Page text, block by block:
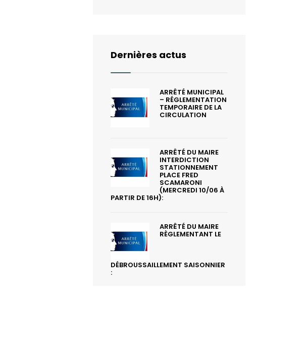
Dernières actus
ARRÊTÉ MUNICIPAL
– RÉGLEMENTATION
TEMPORAIRE DE LA
CIRCULATION
ARRÊTÉ DU MAIRE
INTERDICTION
STATIONNEMENT
PLACE FRED
SCAMARONI
(MERCREDI 10/06 À
PARTIR DE 16H):
ARRÊTÉ DU MAIRE
RÈGLEMENTANT LE
DÉBROUSSAILLEMENT SAISONNIER
: